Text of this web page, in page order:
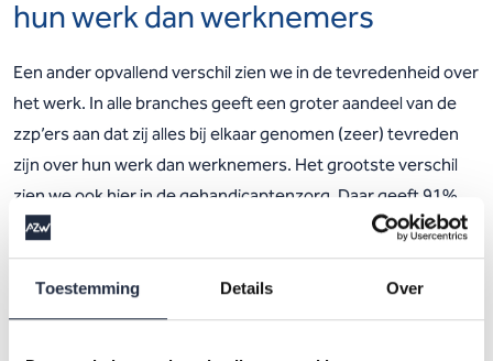
Toestemming Details Over
hun werk dan werknemers
Een ander opvallend verschil zien we in de tevredenheid over
het werk. In alle branches geeft een groter aandeel van de
zzp’ers aan dat zij alles bij elkaar genomen (zeer) tevreden
zijn over hun werk dan werknemers. Het grootste verschil
zien we ook hier in de gehandicaptenzorg. Daar geeft 91%
van de zzp’ers aan (zeer) tevreden te zijn met het werk,
tegenover 69% van de werknemers. In de jeugdzorg scoren
zzp’ers het hoogste op tevredenheid (94%).